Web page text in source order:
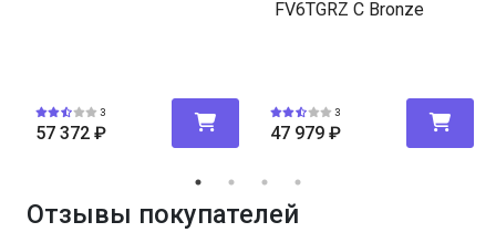
3
57 372 ₽
FV6TGRZ C Bronze
3
47 979 ₽
Отзывы покупателей